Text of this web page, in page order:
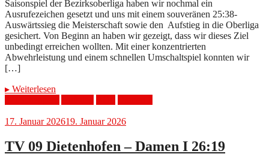
Saisonspiel der Bezirksoberliga haben wir nochmal ein
Ausrufezeichen gesetzt und uns mit einem souveränen 25:38-
Auswärtssieg die Meisterschaft sowie den Aufstieg in die Oberliga
gesichert. Von Beginn an haben wir gezeigt, dass wir dieses Ziel
unbedingt erreichen wollten. Mit einer konzentrierten
Abwehrleistung und einem schnellen Umschaltspiel konnten wir
[…]
▸ Weiterlesen
17. Januar 202619. Januar 2026
TV 09 Dietenhofen – Damen I 26:19